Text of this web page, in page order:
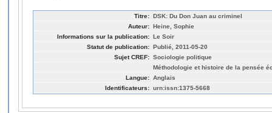
Titre: DSK: Du Don Juan au criminel
Auteur: Heine, Sophie
Informations sur la publication: Le Soir
Statut de publication: Publié, 2011-05-20
Sujet CREF: Sociologie politique
Méthodologie et histoire de la pensée
Langue: Anglais
Identificateurs: urn:issn:1375-5668